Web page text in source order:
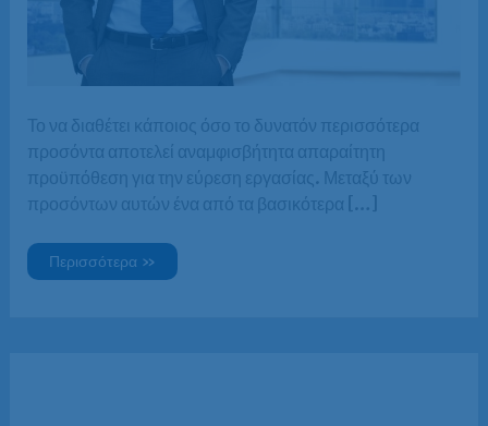
Το να διαθέτει κάποιος όσο το δυνατόν περισσότερα
προσόντα αποτελεί αναμφισβήτητα απαραίτητη
προϋπόθεση για την εύρεση εργασίας. Μεταξύ των
προσόντων αυτών ένα από τα βασικότερα […]
Επιπλέον
έκπτωση
Περισσότερα »